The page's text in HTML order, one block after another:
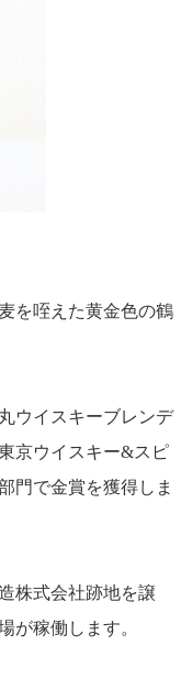
を咥えた黄金色の鶴
ウイスキーブレンデ
京ウイスキー&スピ
門で金賞を獲得しま
株式会社跡地を譲
が稼働します。